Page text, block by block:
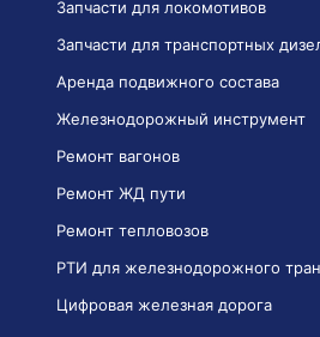
Запчасти для локомотивов
Запчасти для транспортных
Аренда подвижного состава
Железнодорожный инструмент
Ремонт вагонов
Ремонт ЖД пути
Ремонт тепловозов
РТИ для железнодорожного
Цифровая железная дорога